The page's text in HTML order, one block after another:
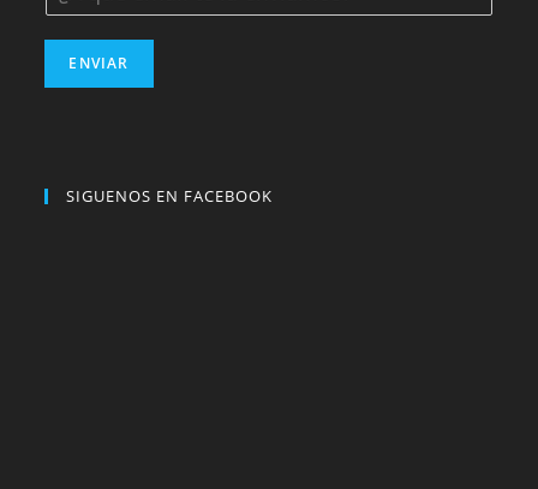
ENVIAR
SIGUENOS EN FACEBOOK